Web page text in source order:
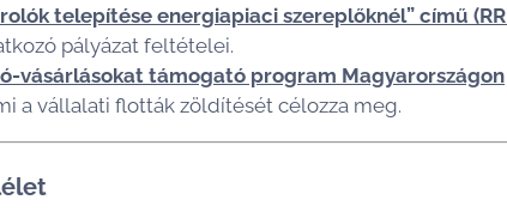
telepítése energiapiaci szereplőknél” című
pályázat feltételei.
vásárlásokat támogató program Magyarországon
a vállalati flották zöldítését célozza meg.